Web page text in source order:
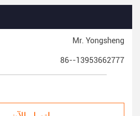
Mr. Yongsheng
86--13953662777